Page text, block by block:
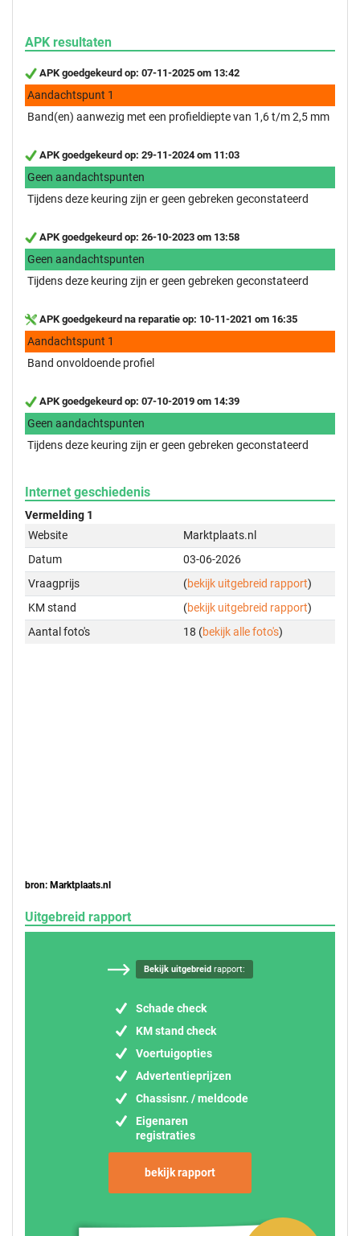
APK resultaten
APK goedgekeurd op: 07-11-2025 om 13:42
Aandachtspunt 1
Band(en) aanwezig met een profieldiepte van 1,6 t/m 2,5 mm
APK goedgekeurd op: 29-11-2024 om 11:03
Geen aandachtspunten
Tijdens deze keuring zijn er geen gebreken geconstateerd
APK goedgekeurd op: 26-10-2023 om 13:58
Geen aandachtspunten
Tijdens deze keuring zijn er geen gebreken geconstateerd
APK goedgekeurd na reparatie op: 10-11-2021 om 16:35
Aandachtspunt 1
Band onvoldoende profiel
APK goedgekeurd op: 07-10-2019 om 14:39
Geen aandachtspunten
Tijdens deze keuring zijn er geen gebreken geconstateerd
Internet geschiedenis
Vermelding 1
Website
Marktplaats.nl
Datum
03-06-2026
Vraagprijs
(bekijk uitgebreid rapport)
KM stand
(bekijk uitgebreid rapport)
Aantal foto's
18 (bekijk alle foto's)
bron: Marktplaats.nl
Uitgebreid rapport
Bekijk uitgebreidrapport:
Schade check
KM stand check
Voertuigopties
Advertentieprijzen
Chassisnr. / meldcode
Eigenaren
registraties
bekijk rapport